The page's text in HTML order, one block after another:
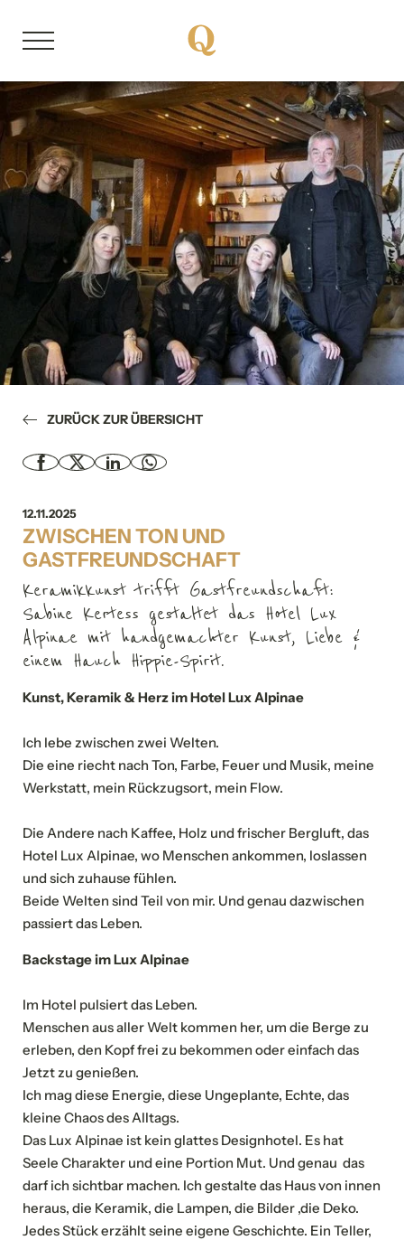
DE EN
Über uns
Mitgliedsbetriebe
Unsere Storys
Quality Hosts erleben
Sanfte Anreise
ZURÜCK ZUR ÜBERSICHT
12.11.2025
ZWISCHEN TON UND
GASTFREUNDSCHAFT
Keramikkunst trifft Gastfreundschaft:
Sabine Kertess gestaltet das Hotel Lux
Alpinae mit handgemachter Kunst, Liebe &
einem Hauch Hippie-Spirit.
Kunst, Keramik & Herz im Hotel Lux Alpinae
Ich lebe zwischen zwei Welten.
Die eine riecht nach Ton, Farbe, Feuer und Musik, meine
Werkstatt, mein Rückzugsort, mein Flow.
Die Andere nach Kaffee, Holz und frischer Bergluft, das
Hotel Lux Alpinae, wo Menschen ankommen, loslassen
und sich zuhause fühlen.
Beide Welten sind Teil von mir. Und genau dazwischen
passiert das Leben.
Backstage im Lux Alpinae
Im Hotel pulsiert das Leben.
Menschen aus aller Welt kommen her, um die Berge zu
erleben, den Kopf frei zu bekommen oder einfach das
Jetzt zu genießen.
Ich mag diese Energie, diese Ungeplante, Echte, das
kleine Chaos des Alltags.
Das Lux Alpinae ist kein glattes Designhotel. Es hat
Seele Charakter und eine Portion Mut. Und genau das
darf ich sichtbar machen. Ich gestalte das Haus von innen
heraus, die Keramik, die Lampen, die Bilder ,die Deko.
Jedes Stück erzählt seine eigene Geschichte. Ein Teller,